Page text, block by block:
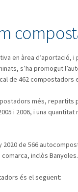
en àrea d’aportació, i
s’ha promogut
de 462 compostadors
més, repartits
i 2006, i una
2020 de 566
inclòs Banyoles.
és el següent: